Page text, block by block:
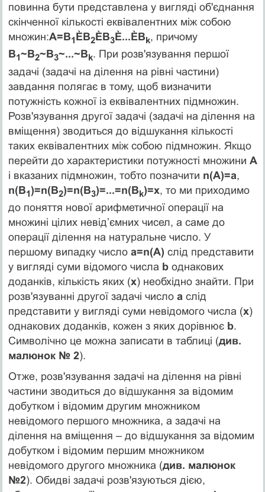
повинна бути представлена у вигляді об'єднання
скінченної кількості еквівалентних між собою
множин:А=В1ÈВ2ÈВ3È...ÈВk, причому
В1~В2~В3~...~Вk. При розв'язування першої
задачі (задачі на ділення на рівні частини)
завдання полягає в тому, щоб визначити
потужність кожної із еквівалентних підмножин.
Розв'язування другої задачі (задачі на ділення на
вміщення) зводиться до відшукання кількості
таких еквівалентних між собою підмножин. Якщо
перейти до характеристики потужності множини А
і вказаних підмножин, тобто позначити n(А)=а,
n(В1)=n(В2)=n(В3)=...=n(Вk)=x, то ми приходимо
до поняття нової арифметичної операції на
множині цілих невід’ємних чисел, а саме до
операції ділення на натуральне число. У
першому випадку число а=n(А) слід представити
у вигляді суми відомого числа bоднакових
доданків, кількість яких (х) необхідно знайти. При
розв'язуванні другої задачі число аслід
представити у вигляді суми невідомого числа (х)
однакових доданків, кожен з яких дорівнює b.
Символічно це можна записати в таблиці (див.
малюнок № 2).
Отже, розв'язування задачі на ділення на рівні
частини зводиться до відшукання за відомим
добутком і відомим другим множником
невідомого першого множника, а задачі на
ділення на вміщення – до відшукання за відомим
добутком і відомим першим множником
невідомого другого множника (див. малюнок
№2). Обидві задачі розв'язуються дією,